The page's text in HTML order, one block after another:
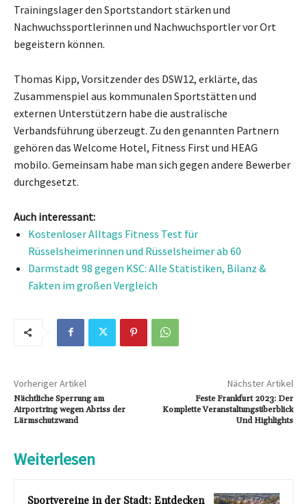
Trainingslager den Sportstandort stärken und
Nachwuchssportlerinnen und Nachwuchsportler vor Ort
begeistern können.
Thomas Kipp, Vorsitzender des DSW12, erklärte, das
Zusammenspiel aus kommunalen Sportstätten und
externen Unterstützern habe die australische
Verbandsführung überzeugt. Zu den genannten Partnern
gehören das Welcome Hotel, Fitness First und HEAG
mobilo. Gemeinsam habe man sich gegen andere Bewerber
durchgesetzt.
Auch interessant:
Kostenloser Alltags Fitness Test für
Rüsselsheimerinnen und Rüsselsheimer ab 60
Darmstadt 98 gegen KSC: Alle Statistiken, Bilanz &
Fakten im großen Vergleich
Vorheriger Artikel
Nächtliche Sperrung am
Airportring wegen Abriss der
Lärmschutzwand
Nächster Artikel
Feste Frankfurt 2023: Der
Komplette Veranstaltungsüberblick
Und Highlights
Weiterlesen
Sportvereine in der Stadt: Entdecken